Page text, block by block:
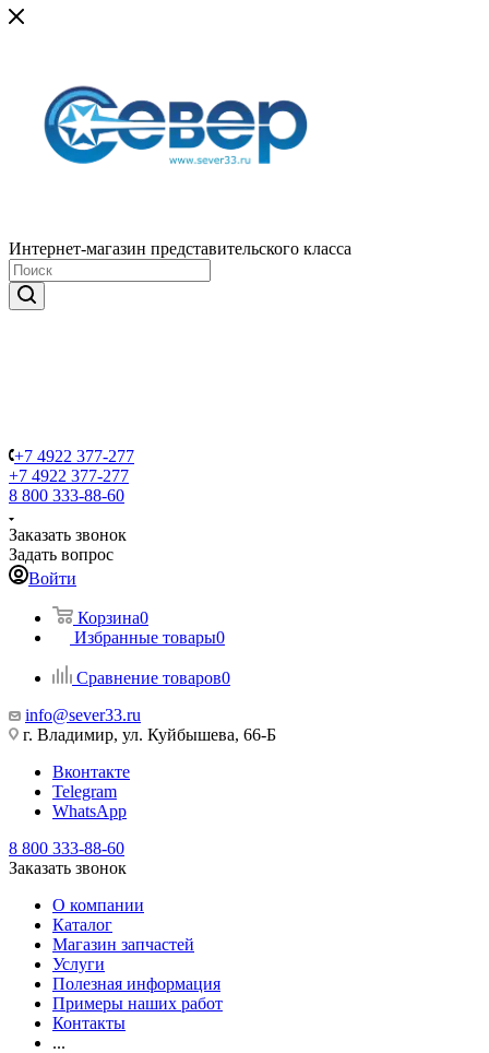
Интернет-магазин представительского класса
+7 4922 377-277
+7 4922 377-277
8 800 333-88-60
Заказать звонок
Задать вопрос
Войти
Корзина0
Избранные товары0
Сравнение товаров0
info@sever33.ru
г. Владимир, ул. Куйбышева, 66-Б
Вконтакте
Telegram
WhatsApp
8 800 333-88-60
Заказать звонок
О компании
Каталог
Магазин запчастей
Услуги
Полезная информация
Примеры наших работ
Контакты
...